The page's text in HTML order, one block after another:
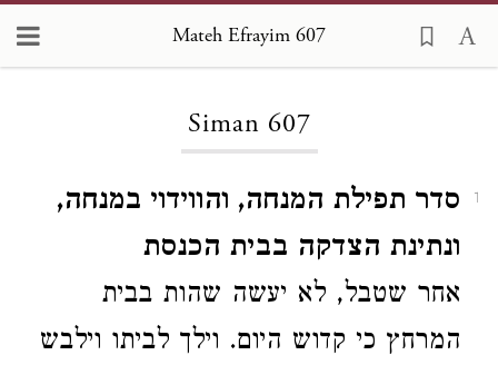
Mateh Efrayim 607
Siman 607
1
סדר תפילת המנחה, והווידוי במנחה,
ונתינת הצדקה בבית הכנסת
אחר שטבל, לא יעשה שהות בבית
המרחץ כי קדוש היום. וילך לביתו וילבש